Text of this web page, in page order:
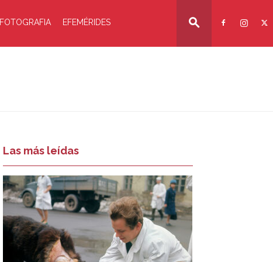
FOTOGRAFIA EFEMÉRIDES
Las más leídas